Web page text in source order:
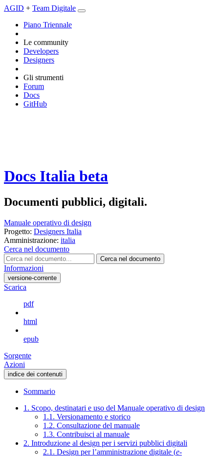
AGID + Team Digitale
Piano Triennale
Le community
Developers
Designers
Gli strumenti
Forum
Docs
GitHub
Docs Italia beta
Documenti pubblici, digitali.
Manuale operativo di design
Progetto: Designers Italia
Amministrazione: italia
Cerca nel documento
Cerca nel documento
Informazioni
versione-corrente
Scarica
pdf
html
epub
Sorgente
Azioni
indice dei contenuti
Sommario
1. Scopo, destinatari e uso del Manuale operativo di design
1.1. Versionamento e storico
1.2. Consultazione del manuale
1.3. Contribuisci al manuale
2. Introduzione al design per i servizi pubblici digitali
2.1. Design per l’amministrazione digitale (e-